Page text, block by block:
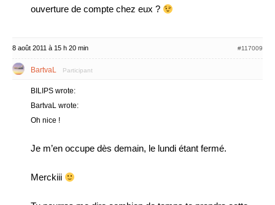
ouverture de compte chez eux ?
8 août 2011 à 15 h 20 min #117009
BartvaL Participant
BILIPS wrote:
BartvaL wrote:
Oh nice !
Je m’en occupe dès demain, le lundi étant fermé.
Merckiii